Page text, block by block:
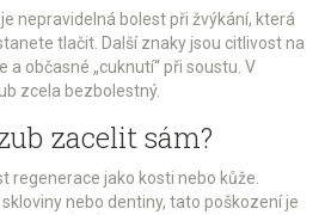
nepravidelná bolest při žvýkání, která
tlačit. Další znaky jsou citlivost na
občasné „cuknutí“ při soustu. V
zcela bezbolestný.
zacelit sám?
regenerace jako kosti nebo kůže.
nebo dentiny, tato poškození je